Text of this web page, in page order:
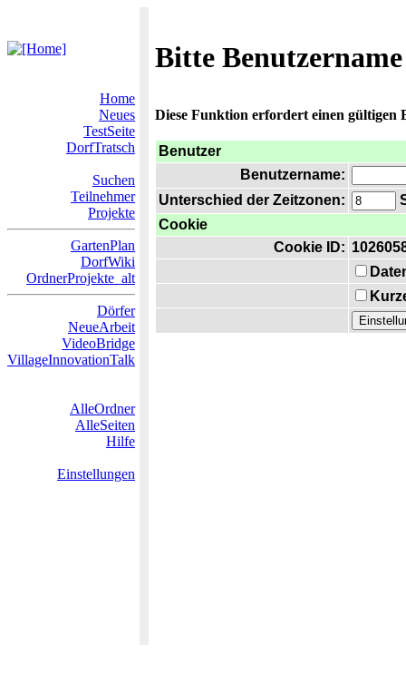
Bitte
Home
Neues
TestSeite
DorfTratsch
Suchen
Teilnehmer
Projekte
GartenPlan
DorfWiki
OrdnerProjekte_alt
Dörfer
NeueArbeit
VideoBridge
VillageInnovationTalk
AlleOrdner
AlleSeiten
Hilfe
Einstellungen
Diese Funktion erfordert einen gültigen
Benutzer
Benutzername:
Unterschied der Zeitzonen:
Cookie
Cookie ID: